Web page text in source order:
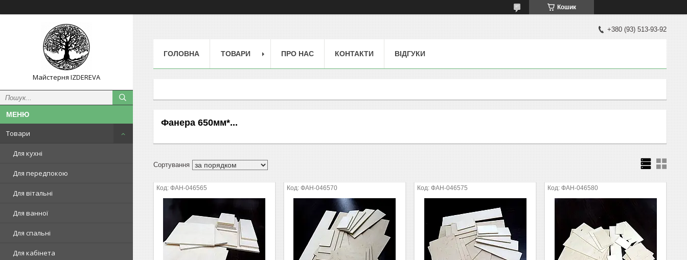
Кошик
Майстерня IZDEREVA
Товари
Для кухні
Для передпокою
Для вітальні
Для ванної
Для спальні
Для кабінета
+380 (93) 513-93-92
ГОЛОВНА ТОВАРИ ПРО НАС КОНТАКТИ ВІДГУКИ
Фанера 650мм*...
ФАН-046565 ФАН-046570 ФАН-046575 ФАН-046580